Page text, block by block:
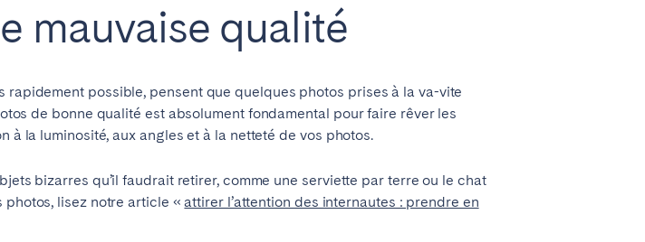
mauvaise qualité
possible, pensent que quelques photos prises à la va-vite
de bonne qualité est absolument fondamental pour faire rêver les
la luminosité, aux angles et à la netteté de vos photos.
bizarres qu’il faudrait retirer, comme une serviette par terre ou le chat
photos, lisez notre article «attirer l’attention des internautes : prendre en
Saint-Sébastien
Valencia
Granada
Huelva